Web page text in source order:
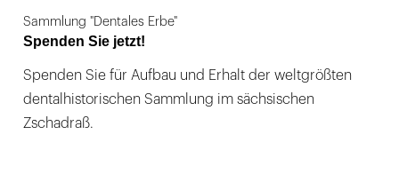
Sammlung "Dentales Erbe"
Spenden Sie jetzt!
Spenden Sie für Aufbau und Erhalt der weltgrößten
dentalhistorischen Sammlung im sächsischen
Zschadraß.